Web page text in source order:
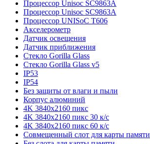
Процессор Unisoc SC9863A
Процессор Unisoc SC9863A
Процессор UNISoC T606
Акселерометр
Датчик освещения
Датчик приближения
Стекло Gorilla Glass
Стекло Gorilla Glass v5
IP53
IP54
Без защиты от влаги и пыли
Корпус алюминий
4K 3840x2160 пикс
4K 3840x2160 пикс 30 к/с
4K 3840x2160 пикс 60 к/с
Совмещенный слот для карты памяти